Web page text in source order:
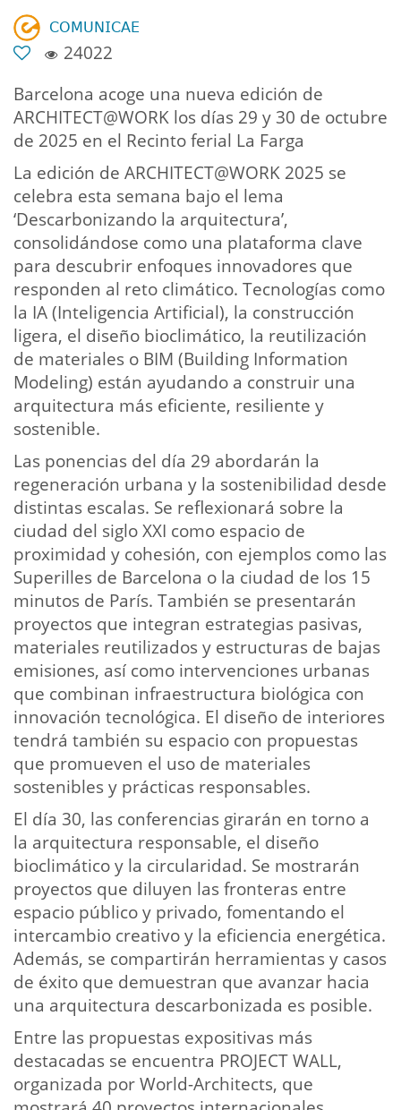
𝖢𝖮𝖬𝖴𝖭𝖨𝖢𝖠𝖤
24022
Barcelona acoge una nueva edición de
ARCHITECT@WORK los días 29 y 30 de octubre
de 2025 en el Recinto ferial La Farga
La edición de ARCHITECT@WORK 2025 se
celebra esta semana bajo el lema
‘Descarbonizando la arquitectura’,
consolidándose como una plataforma clave
para descubrir enfoques innovadores que
responden al reto climático. Tecnologías como
la IA (Inteligencia Artificial), la construcción
ligera, el diseño bioclimático, la reutilización
de materiales o BIM (Building Information
Modeling) están ayudando a construir una
arquitectura más eficiente, resiliente y
sostenible.
Las ponencias del día 29 abordarán la
regeneración urbana y la sostenibilidad desde
distintas escalas. Se reflexionará sobre la
ciudad del siglo XXI como espacio de
proximidad y cohesión, con ejemplos como las
Superilles de Barcelona o la ciudad de los 15
minutos de París. También se presentarán
proyectos que integran estrategias pasivas,
materiales reutilizados y estructuras de bajas
emisiones, así como intervenciones urbanas
que combinan infraestructura biológica con
innovación tecnológica. El diseño de interiores
tendrá también su espacio con propuestas
que promueven el uso de materiales
sostenibles y prácticas responsables.
El día 30, las conferencias girarán en torno a
la arquitectura responsable, el diseño
bioclimático y la circularidad. Se mostrarán
proyectos que diluyen las fronteras entre
espacio público y privado, fomentando el
intercambio creativo y la eficiencia energética.
Además, se compartirán herramientas y casos
de éxito que demuestran que avanzar hacia
una arquitectura descarbonizada es posible.
Entre las propuestas expositivas más
destacadas se encuentra PROJECT WALL,
organizada por World-Architects, que